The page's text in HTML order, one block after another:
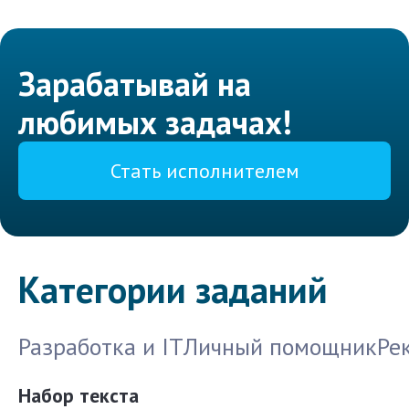
Зарабатывай на
любимых задачах!
Стать исполнителем
Категории заданий
Разработка и ITЛичный помощник
Набор текста